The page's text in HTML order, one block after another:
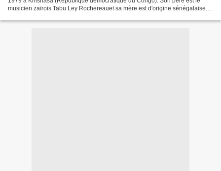
musicien zaïrois Tabu Ley Rochereauet sa mère est d'origine sénégalaise.